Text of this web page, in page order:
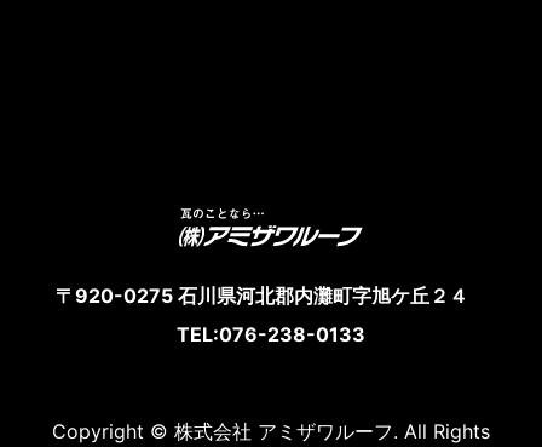
〒920-0275 石川県河北郡内灘町字旭ケ丘２４
TEL:076-238-0133
Copyright © 株式会社 アミザワルーフ. All Rights